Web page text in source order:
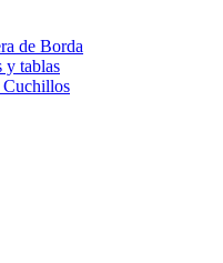
de Borda
y tablas
Cuchillos